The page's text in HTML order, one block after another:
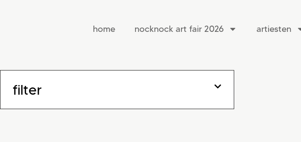
home nocknock art fair 2026 artiesten
filter